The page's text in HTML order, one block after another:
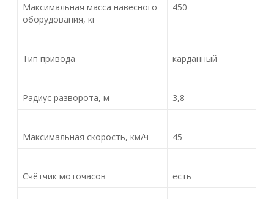
Максимальная масса навесного
оборудования, кг
450
Тип привода карданный
Радиус разворота, м 3,8
Максимальная скорость, км/ч 45
Счётчик моточасов есть